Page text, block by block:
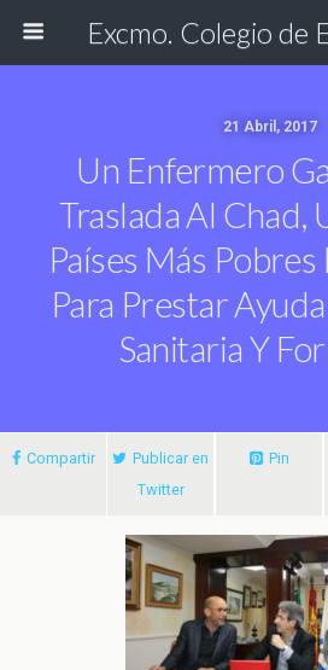
21 Abril, 2017
Un Enfermero
Traslada Al Chad,
Países Más
Para Prestar
Sanitaria Y
Compartir
Publicar en
Twitter
Pin